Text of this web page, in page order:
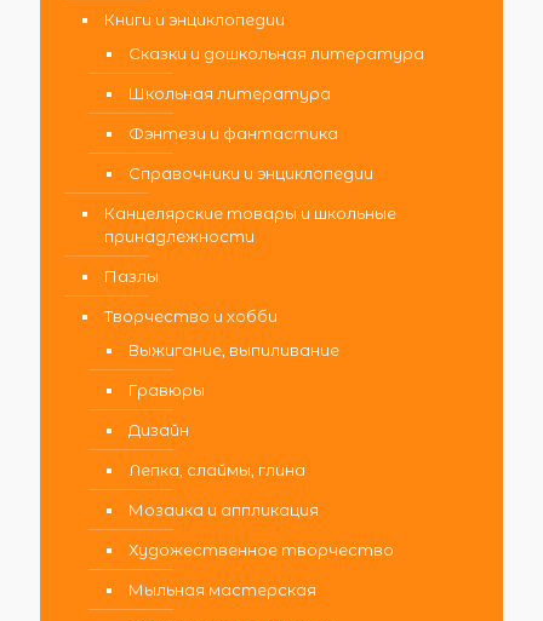
Книги и энциклопедии
Сказки и дошкольная литература
Школьная литература
Фэнтези и фантастика
Справочники и энциклопедии
Канцелярские товары и школьные
принадлежности
Пазлы
Творчество и хобби
Выжигание, выпиливание
Гравюры
Дизайн
Лепка, слаймы, глина
Мозаика и аппликация
Художественное творчество
Мыльная мастерская